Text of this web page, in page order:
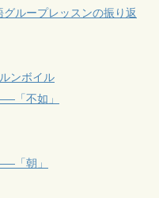
ループレッスンの振り返
ンボイル
「不如」
「朝」